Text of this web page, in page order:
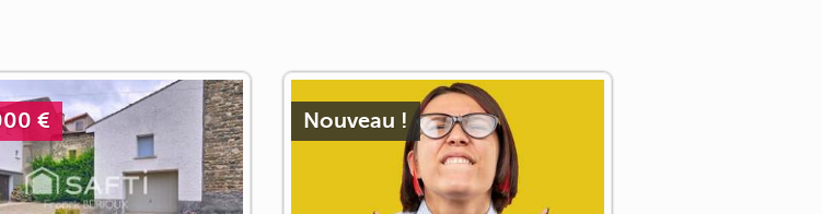
€ Nouveau !